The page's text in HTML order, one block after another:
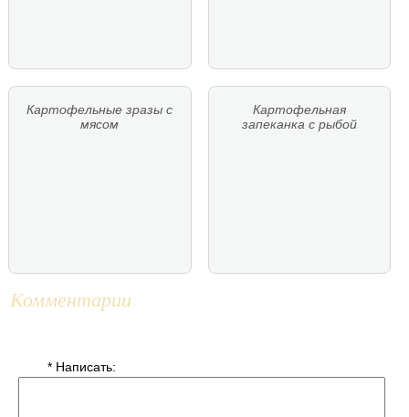
Картофельные зразы с
мясом
Картофельная
запеканка с рыбой
Комментарии
* Написать: